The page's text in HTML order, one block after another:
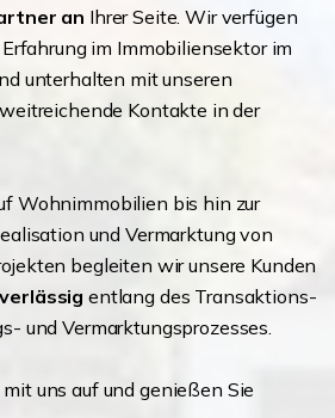
an Ihrer Seite. Wir verfügen
im Immobiliensektor im
unterhalten mit unseren
Kontakte in der
Wohnimmobilien bis hin zur
und Vermarktung von
begleiten wir unsere Kunden
entlang des Transaktions-
und Vermarktungsprozesses.
uns auf und genießen Sie